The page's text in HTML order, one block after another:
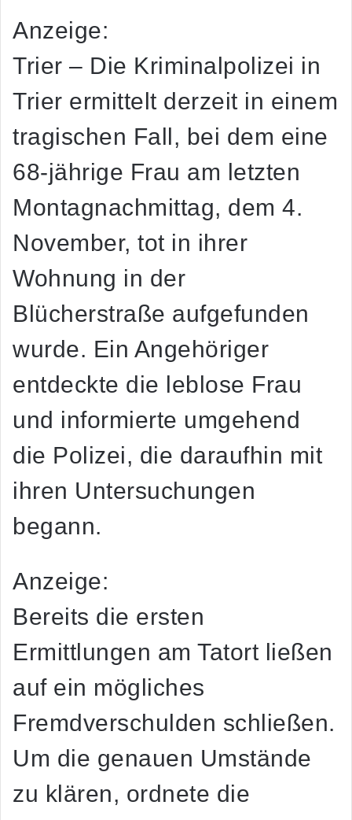
Anzeige:
Trier – Die Kriminalpolizei in
Trier ermittelt derzeit in einem
tragischen Fall, bei dem eine
68-jährige Frau am letzten
Montagnachmittag, dem 4.
November, tot in ihrer
Wohnung in der
Blücherstraße aufgefunden
wurde. Ein Angehöriger
entdeckte die leblose Frau
und informierte umgehend
die Polizei, die daraufhin mit
ihren Untersuchungen
begann.
Anzeige:
Bereits die ersten
Ermittlungen am Tatort ließen
auf ein mögliches
Fremdverschulden schließen.
Um die genauen Umstände
zu klären, ordnete die